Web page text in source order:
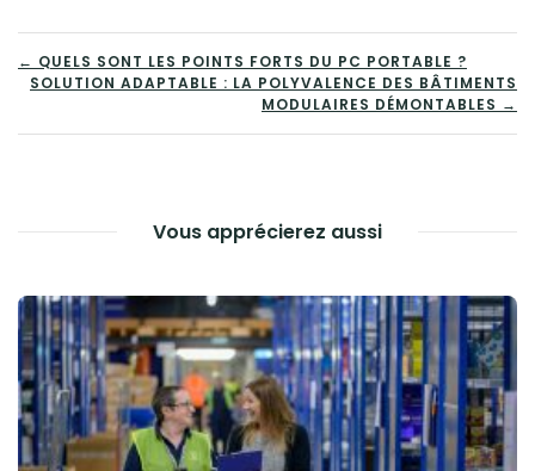
NAVIGATION
DE
← QUELS SONT LES POINTS FORTS DU PC PORTABLE ?
SOLUTION ADAPTABLE : LA POLYVALENCE DES BÂTIMENTS
MODULAIRES DÉMONTABLES →
Vous apprécierez aussi